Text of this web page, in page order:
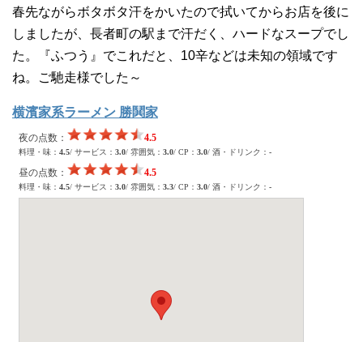
春先ながらボタボタ汗をかいたので拭いてからお店を後に
しましたが、長者町の駅まで汗だく、ハードなスープでし
た。『ふつう』でこれだと、10辛などは未知の領域です
ね。ご馳走様でした～
横濱家系ラーメン 勝鬨家